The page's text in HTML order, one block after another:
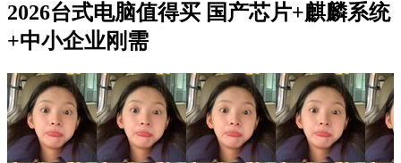
2026台式电脑值得买 国产芯片+麒麟系统
+中小企业刚需